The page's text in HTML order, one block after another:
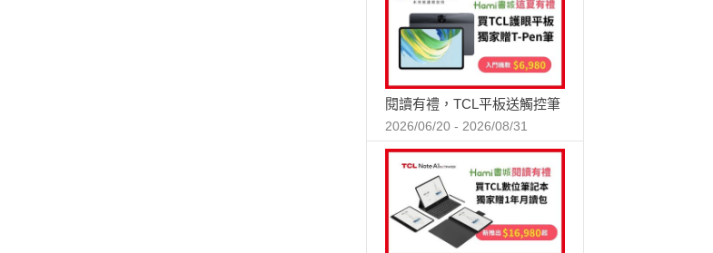
閱讀有禮，TCL平板送觸控筆
2026/06/20 - 2026/08/31